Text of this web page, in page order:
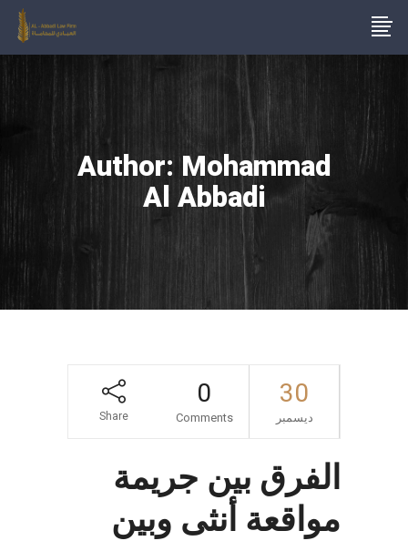
Author: Mohammad
Al Abbadi
30
ديسمبر
0
Comments
Share
الفرق بين جريمة
مواقعة أنثى وبين